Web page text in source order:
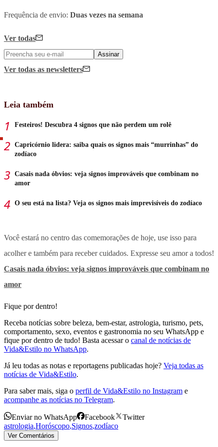
Frequência de envio: Duas vezes na semana
Ver todas
Assinar
Ver todas as newsletters
Leia também
Festeiros! Descubra 4 signos que não perdem um rolê
Capricórnio lidera: saiba quais os signos mais “murrinhas” do
zodíaco
Casais nada óbvios: veja signos improváveis que combinam no
amor
O seu está na lista? Veja os signos mais imprevisíveis do zodíaco
Você estará no centro das comemorações de hoje, use isso para
acolher e também para receber cuidados. Expresse seu amor a todos!
Casais nada óbvios: veja signos improváveis que combinam no
amor
Fique por dentro!
Receba notícias sobre beleza, bem-estar, astrologia, turismo, pets,
comportamento, sexo, eventos e gastronomia no seu WhatsApp e
fique por dentro de tudo! Basta acessar o canal de notícias de
Vida&Estilo no WhatsApp.
Já leu todas as notas e reportagens publicadas hoje? Veja todas as
notícias de Vida&Estilo.
Para saber mais, siga o perfil de Vida&Estilo no Instagram e
acompanhe as notícias no Telegram.
Enviar no WhatsApp Facebook
Twitter
astrologia,Horóscopo,Signos,zodíaco
Ver Comentários